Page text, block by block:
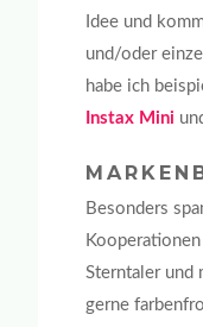
Idee und
und/oder
habe ich
Instax Mini
Besonders
Sterntaler und
gerne